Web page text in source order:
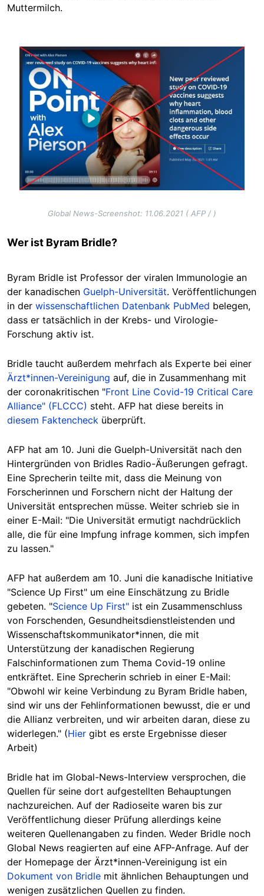
Muttermilch.
Image
Global News-Screenshot: 11.06.2021 ( AFP / )
Wer ist Byram Bridle?
Byram Bridle ist Professor der viralen Immunologie an
der kanadischen Guelph-Universität. Veröffentlichungen
in der wissenschaftlichen Datenbank PubMed belegen,
dass er tatsächlich in der Krebs- und Virologie-
Forschung aktiv ist.
Bridle taucht außerdem mehrfach als Experte bei einer
Ärzt*innen-Vereinigung auf, die in Zusammenhang mit
der coronakritischen "Front Line Covid-19 Critical Care
Alliance" (FLCCC) steht. AFP hat diese bereits in
diesem Faktencheck überprüft.
AFP hat am 10. Juni die Guelph-Universität nach den
Hintergründen von Bridles Radio-Äußerungen gefragt.
Eine Sprecherin teilte mit, dass die Meinung von
Forscherinnen und Forschern nicht der Haltung der
Universität entsprechen müsse. Weiter schrieb sie in
einer E-Mail: "Die Universität ermutigt nachdrücklich
alle, die für eine Impfung infrage kommen, sich impfen
zu lassen."
AFP hat außerdem am 10. Juni die kanadische Initiative
"Science Up First" um eine Einschätzung zu Bridle
gebeten. "Science Up First" ist ein Zusammenschluss
von Forschenden, Gesundheitsdienstleistenden und
Wissenschaftskommunikator*innen, die mit
Unterstützung der kanadischen Regierung
Falschinformationen zum Thema Covid-19 online
entkräftet. Eine Sprecherin schrieb in einer E-Mail:
"Obwohl wir keine Verbindung zu Byram Bridle haben,
sind wir uns der Fehlinformationen bewusst, die er und
die Allianz verbreiten, und wir arbeiten daran, diese zu
widerlegen." (Hier gibt es erste Ergebnisse dieser
Arbeit)
Bridle hat im Global-News-Interview versprochen, die
Quellen für seine dort aufgestellten Behauptungen
nachzureichen. Auf der Radioseite waren bis zur
Veröffentlichung dieser Prüfung allerdings keine
weiteren Quellenangaben zu finden. Weder Bridle noch
Global News reagierten auf eine AFP-Anfrage. Auf der
der Homepage der Ärzt*innen-Vereinigung ist ein
Dokument von Bridle mit ähnlichen Behauptungen und
wenigen zusätzlichen Quellen zu finden.